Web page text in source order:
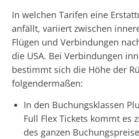
In welchen Tarifen eine
anfällt, variiert zwischen
Flügen und Verbindungen
die USA. Bei Verbindungen
bestimmt sich die Höhe der
folgendermaßen:
In den Buchungsklassen
Full Flex Tickets kommt es
des ganzen